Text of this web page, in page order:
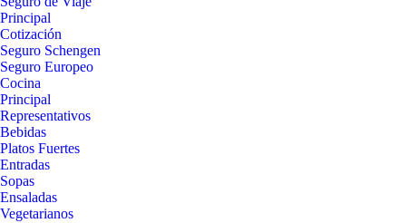
Principal
Cotización
Seguro Schengen
Seguro Europeo
Cocina
Principal
Representativos
Bebidas
Platos Fuertes
Entradas
Sopas
Ensaladas
Vegetarianos